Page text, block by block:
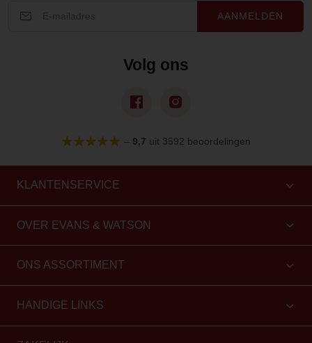
AANMELDEN
Volg ons
– 9,7 uit 3592 beoordelingen
KLANTENSERVICE
OVER EVANS & WATSON
ONS ASSORTIMENT
HANDIGE LINKS